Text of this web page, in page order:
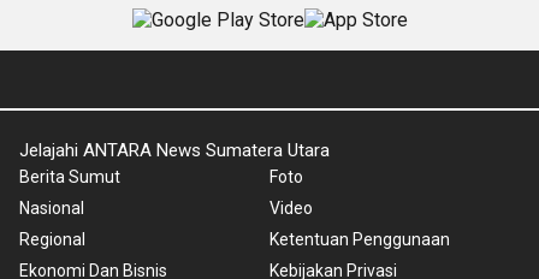
Jelajahi ANTARA News Sumatera Utara
Berita Sumut
Nasional
Regional
Ekonomi Dan Bisnis
Foto
Video
Ketentuan Penggunaan
Kebijakan Privasi